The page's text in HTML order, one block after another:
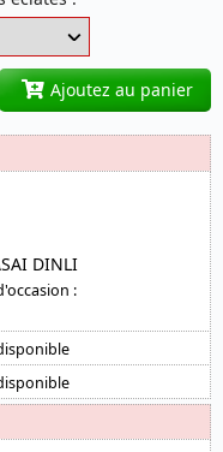
Ajoutez au panier
DINLI
: